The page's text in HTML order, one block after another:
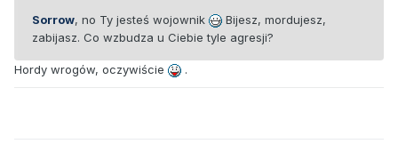
Sorrow, no Ty jesteś wojownik
Bijesz, mordujesz,
zabijasz. Co wzbudza u Ciebie tyle agresji?
Hordy wrogów, oczywiście .